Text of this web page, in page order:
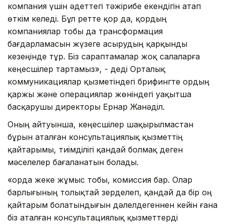
компания үшін әдеттегі тәжірибе екендігін атап
өткім келеді. Бұл ретте қор да, қордың
компаниялар тобы да трансформация
бағдарламасын жүзеге асырудың қарқынды
кезеңінде тұр. Біз сараптамалар жоқ салаларға
кеңесшілер тартамыз», - деді Орталық
коммуникациялар қызметіндегі брифингте Қордың
қаржы және операциялар жөніндегі уақытша
басқарушы директоры Ернар Жанәділ.
Оның айтуынша, кеңесшілер шақырылмастан
бұрын аталған консультациялық қызметтің
қайтарымы, тиімділігі қандай болмақ деген
мәселелер бағаланатын болады.
«Қорда жеке жұмыс тобы, комиссия бар. Олар
барлығының толықтай зерделеп, қандай да бір оң
қайтарым болатындығын дәлелдегеннен кейін ғана
біз аталған консультациялық қызметтерді